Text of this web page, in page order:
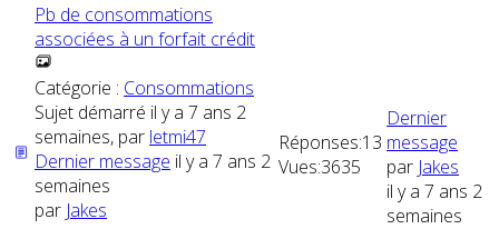
Pb de consommations
associées à un forfait crédit
Catégorie : Consommations
Sujet démarré il y a 7 ans 2
semaines, par letmi47
Dernier message il y a 7 ans 2
semaines
par Jakes
Réponses:13
Vues:3635
Dernier
message
par Jakes
il y a 7 ans 2
semaines